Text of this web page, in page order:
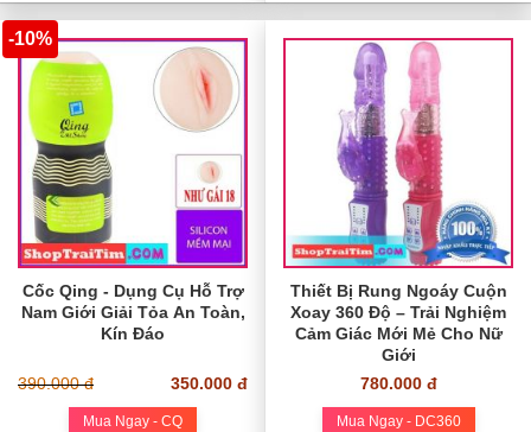
Cốc Qing - Dụng Cụ Hỗ Trợ
Nam Giới Giải Tỏa An Toàn,
Kín Đáo
390.000 đ 350.000 đ
-10%
Mua Ngay - CQ
Thiết Bị Rung Ngoáy Cuộn
Xoay 360 Độ – Trải Nghiệm
Cảm Giác Mới Mẻ Cho Nữ
Giới
780.000 đ
Mua Ngay - DC360